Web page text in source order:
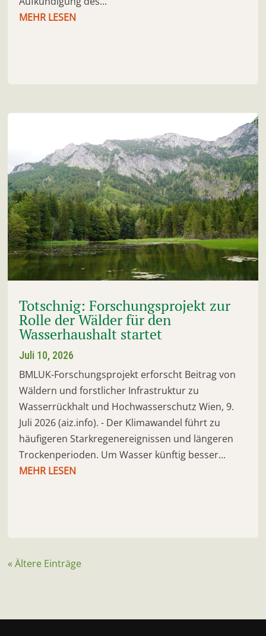
MEHR LESEN
Totschnig: Forschungsprojekt zur
Rolle der Wälder für den
Wasserhaushalt startet
Juli 10, 2026
BMLUK-Forschungsprojekt erforscht Beitrag von
Wäldern und forstlicher Infrastruktur zu
Wasserrückhalt und Hochwasserschutz Wien, 9.
Juli 2026 (aiz.info). - Der Klimawandel führt zu
häufigeren Starkregenereignissen und längeren
Trockenperioden. Um Wasser künftig besser...
MEHR LESEN
« Ältere Einträge